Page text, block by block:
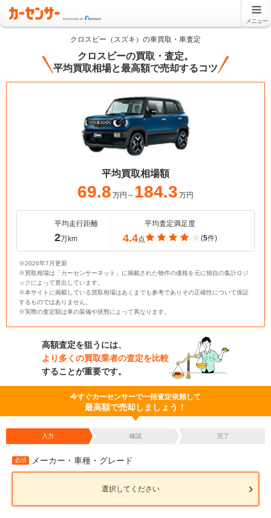
メニュー
クロスビー（スズキ）の車買取・車査定
クロスビーの買取・査定。
平均買取相場と最高額で売却するコツ
平均買取相場額
69.8 万円～ 184.3 万円
平均走行距離
2万km
平均査定満足度
4.4点 (5件)
※2026年7月更新
※買取相場は「カーセンサーネット」に掲載された物件の価格を元に独自の集計ロジ
ックによって算出しています。
※本サイトに掲載している買取相場はあくまでも参考でありその正確性について保証
するものではありません。
※実際の査定額は車の装備や状態によって異なります。
高額査定を狙うには、
より多くの買取業者の査定を比較
することが重要です。
今すぐカーセンサーで一括査定依頼して
最高額で売却しましょう！
入力 確認 完了
必須 メーカー・車種・グレード
選択してください